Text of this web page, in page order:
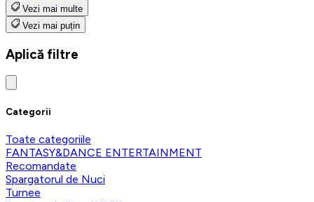
Vezi mai multe
Vezi mai puțin
Aplică filtre
Categorii
Toate categoriile
FANTASY&DANCE ENTERTAINMENT
Recomandate
Spargatorul de Nuci
Turnee